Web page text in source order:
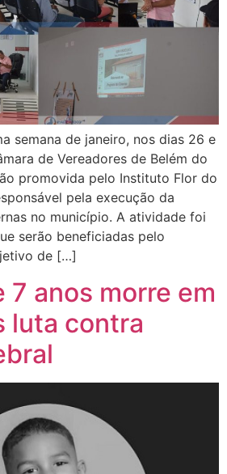
semana de janeiro, nos dias 26 e
de Vereadores de Belém do
promovida pelo Instituto Flor do
pela execução da
no município. A atividade foi
serão beneficiadas pelo
de […]
7 anos morre em
luta contra